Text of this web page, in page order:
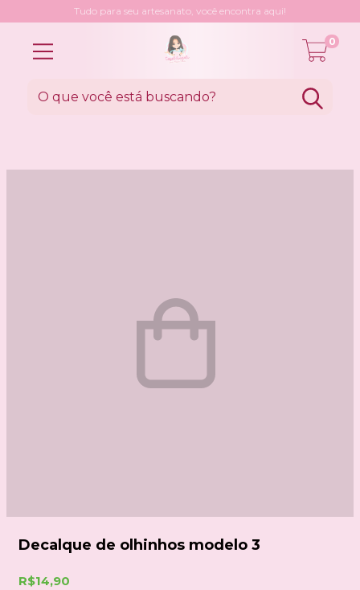
Tudo para seu artesanato, você encontra aqui!
0
Decalque de olhinhos modelo 3
R$14,90